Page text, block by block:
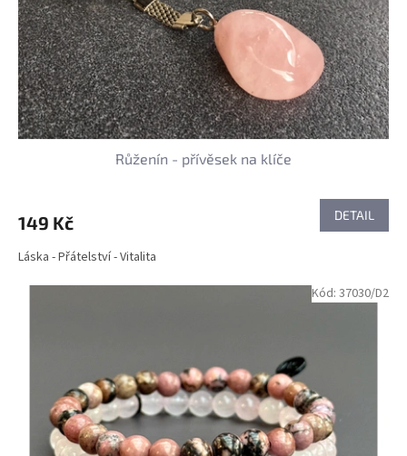
Růženín - přívěsek na klíče
149 Kč DETAIL
Láska - Přátelství - Vitalita
Kód: 37030/D2